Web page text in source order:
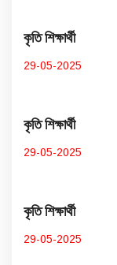
কৃতি শিক্ষার্থী
29-05-2025
কৃতি শিক্ষার্থী
29-05-2025
কৃতি শিক্ষার্থী
29-05-2025